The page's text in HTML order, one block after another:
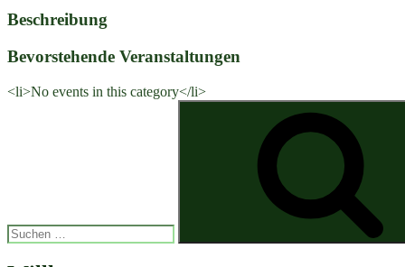
Beschreibung
Bevorstehende Veranstaltungen
<li>No events in this category</li>